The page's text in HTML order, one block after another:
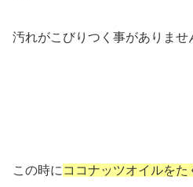
汚れがこびりつく事がありませ
この時に ココナッツオイルをた